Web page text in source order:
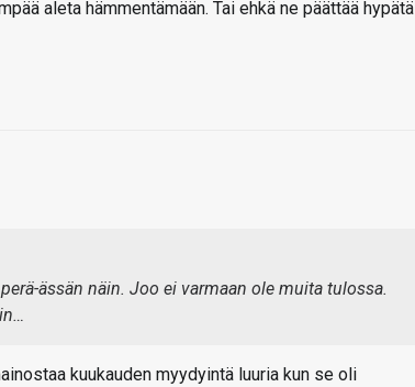
aleta hämmentämään. Tai ehkä ne päättää hypätä
ässän näin. Joo ei varmaan ole muita tulossa.
kuukauden myydyintä luuria kun se oli